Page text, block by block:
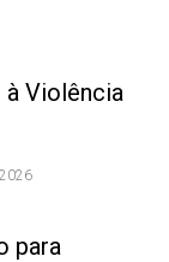
à Violência
para